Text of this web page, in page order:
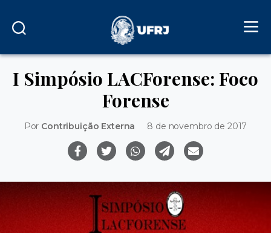
I Simpósio LACForense: Foco
Forense
Por Contribuição Externa 8 de novembro de 2017